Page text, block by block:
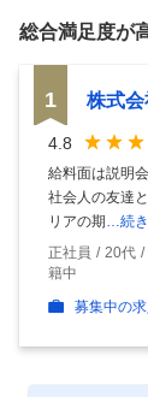
総合満足度が
1 株式
4.8
給料面は説明
社会人の友達
リアの期 …続
正社員
20代
籍中
募集中の